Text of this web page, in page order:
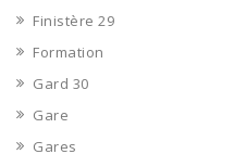
Finistère 29
Formation
Gard 30
Gare
Gares